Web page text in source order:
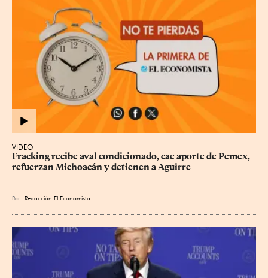
VIDEO
Fracking recibe aval condicionado, cae aporte de Pemex,
refuerzan Michoacán y detienen a Aguirre
Por Redacción El Economista